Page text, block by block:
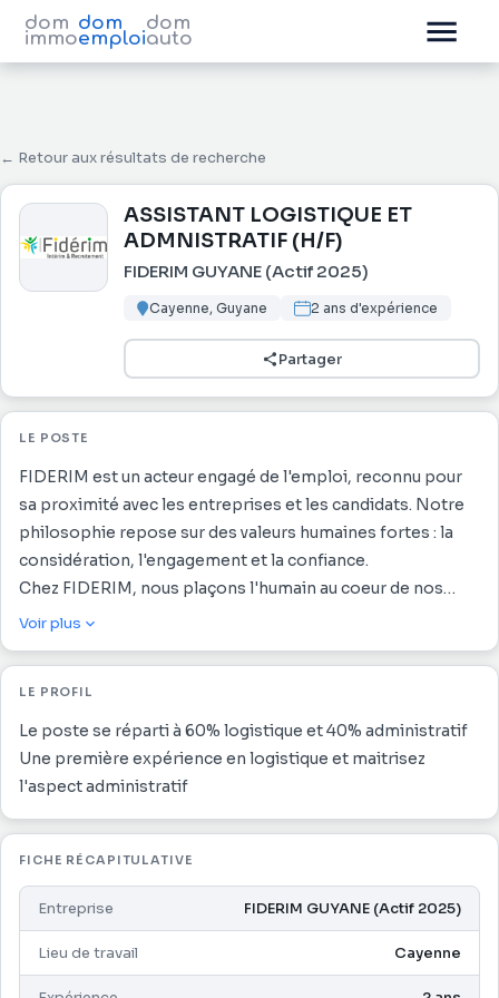
dom
immo
dom
emploi
dom
auto
← Retour aux résultats de recherche
ASSISTANT LOGISTIQUE ET
ADMNISTRATIF (H/F)
FIDERIM GUYANE (Actif 2025)
Cayenne, Guyane 2 ans d'expérience
Partager
LE POSTE
FIDERIM est un acteur engagé de l'emploi, reconnu pour
sa proximité avec les entreprises et les candidats. Notre
philosophie repose sur des valeurs humaines fortes : la
considération, l'engagement et la confiance.
Chez FIDERIM, nous plaçons l'humain au coeur de nos
priorités et accompagnons chaque talent avec attention
Notre talent, c'est vous !
Dans le cadre de notre politique diversité, nous étudions,
à compétences égales, toutes les candidatures, y compris
celles de personnes en situation de handicap.
Dans le cadre de vos missions administrative:
conformément à l'organisation évolutive du travail, des
procédures en vigueur, avec rigueur et précision, dans un
souci constant d'efficacité et de qualité à apporter à
chacune des tâches à réaliser :
- Réceptionne les marchandises et les range dans
l'attente de leur déballage,
Voir plus
LE PROFIL
Le poste se réparti à 60% logistique et 40% administratif
Une première expérience en logistique et maitrisez
l'aspect administratif
FICHE RÉCAPITULATIVE
Entreprise FIDERIM GUYANE (Actif 2025)
Lieu de travail Cayenne